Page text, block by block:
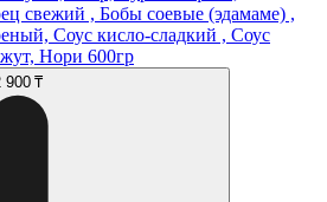
свежий , Бобы соевые (эдамаме) ,
Соус кисло-сладкий , Соус
Нори 600гр
900 ₸